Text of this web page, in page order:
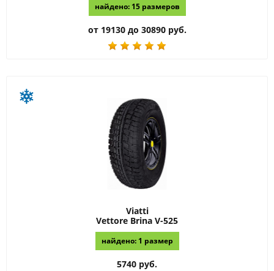
найдено: 15 размеров
от 19130 до 30890 руб.
Viatti
Vettore Brina V-525
найдено: 1 размер
5740 руб.